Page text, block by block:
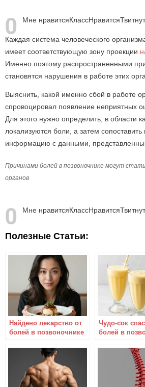
0 Мне нравитсяКлассНравится
Каждая система человеческого
имеет соответствующую зону проекции
Именно поэтому распространенными
становятся нарушения в работе этих
Выяснить, какой именно сбой в работе
спровоцировал появление неприятных
Для этого нужно определить, в области
локализуются боли, а затем
информацию с данными,
Причинами болей в позвоночнике могут
органов
0 Мне нравитсяКлассНравится
Полезные Статьи:
Найдено лекарство от
болей в позвоночнике
Чудо-сок
болей в